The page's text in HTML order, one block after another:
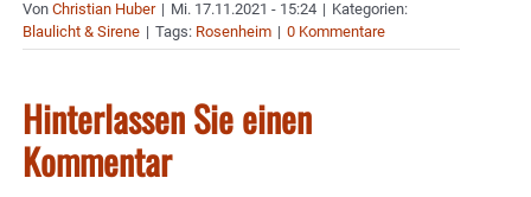
Von Christian Huber | Mi. 17.11.2021 - 15:24 | Kategorien:
Blaulicht & Sirene | Tags: Rosenheim | 0 Kommentare
Hinterlassen Sie einen
Kommentar